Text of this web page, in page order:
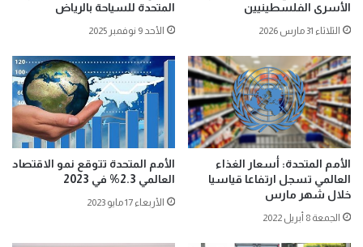
الأسرى الفلسطينيين
الثلاثاء 31 مارس 2026
المتحدة للسياحة بالرياض
الأحد 9 نوفمبر 2025
الأمم المتحدة: أسعار الغذاء
العالمي تسجل ارتفاعا قياسيا
خلال شهر مارس
الجمعة 8 أبريل 2022
الأمم المتحدة تتوقع نمو الاقتصاد
العالمي 2.3% في 2023
الأربعاء 17 مايو 2023